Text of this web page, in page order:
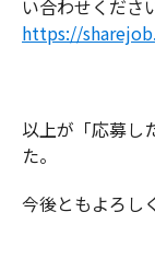
い合わせくださ
https://
以上が「応募し
た。
今後ともよろし